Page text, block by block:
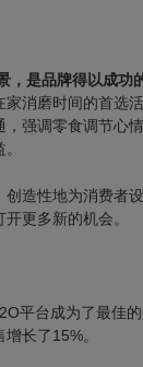
是品牌得以成功
家消磨时间的首选
强调零食调节心
造性地为消费者
更多新的机会。
平台成为了最佳
长了15%。